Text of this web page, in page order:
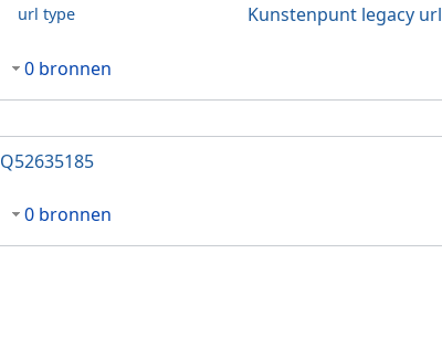
url type Kunstenpunt legacy url
0 bronnen
Q52635185
0 bronnen